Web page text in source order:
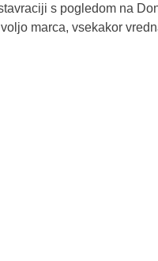
s pogledom na
marca, vsekakor